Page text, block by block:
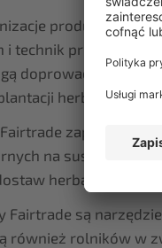
producenckie
technik produkcji
doprowadzić
herbaty
zapewnia
na suszę i
herbaty
Fairtrade są
również rolników w